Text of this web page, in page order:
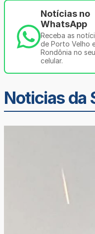
Notícias no
WhatsApp
Receba as
de Porto Velho
Rondônia no seu
celular.
Noticias da